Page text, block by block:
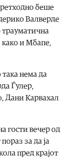
беше
Валверде
трауматична
како и Мбапе,
нема да
Ѓулер,
Дани Карвахал
гости вечер од
за да ја
пред крајот